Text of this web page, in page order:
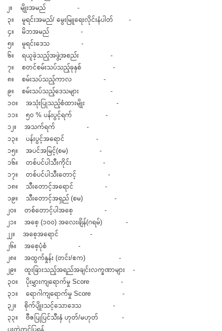
၂။ မျိုးအမည် -
၃။ မူရင်းအမည်/ မွေးမြူရေးလိုင်းနံပါတ် -
၄။ မိဘအမည် -
၅။ မူရင်းဒေသ -
၆။ ရယူခဲ့သည့်အဖွဲ့အစည်း -
၇။ စတင်စမ်းသပ်သည့်ခုနှစ် -
၈။ စမ်းသပ်သည့်ကာလ -
၉။ စမ်းသပ်သည့်ဒေသများ -
၁၀။ အသုံးပြုသည့်စံထားမျိုး -
၁၁။ ၅၀ % ပန်းပွင့်ရက် -
၁၂။ အသက်ရက် -
၁၃။ ပန်းပွင့်အရောင် -
၁၅။ အပင်အမြင့်(စမ) -
၁၆။ တစ်ပင်ပါသီးကိုင်း -
၁၇။ တစ်ပင်ပါသီးတောင့် -
၁၈။ သီးတောင့်အရောင် -
၁၉။ သီးတောင့်အရှည် (စမ) -
၂၀။ တစ်တောင့်ပါအစေ့ -
၂၁။ အစေ့ (၁၀၀) အလေးချိန်(ဂရမ်) -
၂၂။ အစေ့အရောင် -
၂၆။ အစေ့ပုံစံ -
၂၈။ အထွက်နှုန်း (တင်း/ဧက) -
၂၉။ ထူးခြားသည့်အရည်အချင်းလက္ခဏာများ -
၃၀။ ပိုးမွှားကျရောက်မှု Score -
၃၁။ ရောဂါကျရောက်မှု Score -
၃၂။ စိုက်ပျိုးသင့်သောဒေသ -
၃၃။ ဗီဇပြုပြင်သီးနှံ ဟုတ်/မဟုတ် -
ပူးတွဲတင်ပြရန်